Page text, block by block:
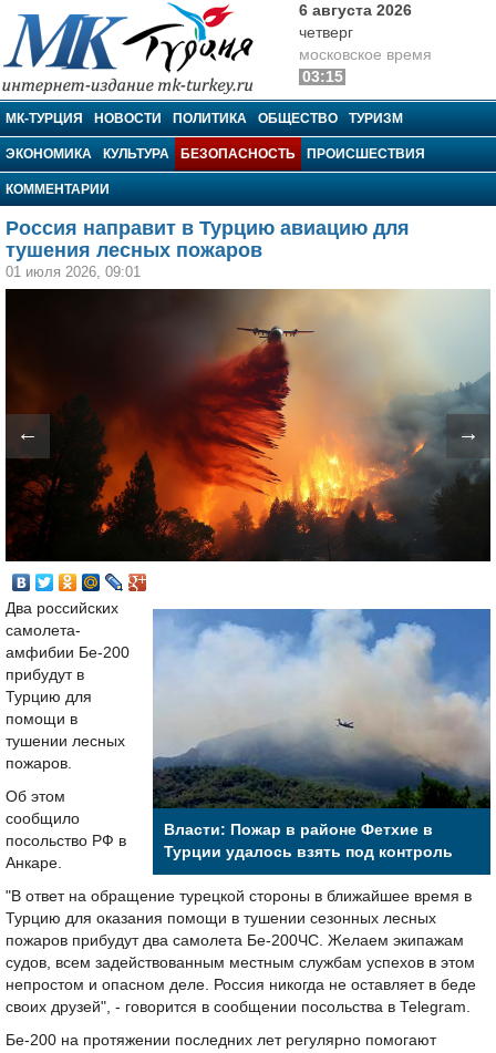
МК-Турция
6 августа 2026
четверг
московское время
03:15
МК-ТУРЦИЯ НОВОСТИ ПОЛИТИКА ОБЩЕСТВО ТУРИЗМ
ЭКОНОМИКА КУЛЬТУРА БЕЗОПАСНОСТЬ ПРОИСШЕСТВИЯ
КОММЕНТАРИИ
Россия направит в Турцию авиацию для
тушения лесных пожаров
01 июля 2026, 09:01
← →
Власти: Пожар в районе Фетхие в
Турции удалось взять под контроль
Два российских
самолета-
амфибии Бе-200
прибудут в
Турцию для
помощи в
тушении лесных
пожаров.
Об этом
сообщило
посольство РФ в
Анкаре.
"В ответ на обращение турецкой стороны в ближайшее время в
Турцию для оказания помощи в тушении сезонных лесных
пожаров прибудут два самолета Бе-200ЧС. Желаем экипажам
судов, всем задействованным местным службам успехов в этом
непростом и опасном деле. Россия никогда не оставляет в беде
своих друзей", - говорится в сообщении посольства в Telegram.
Бе-200 на протяжении последних лет регулярно помогают